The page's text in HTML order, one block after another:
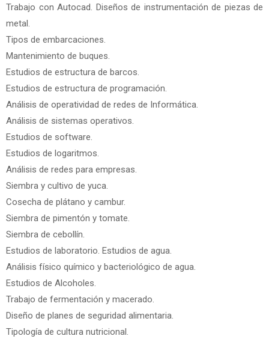
Trabajo con Autocad. Diseños de instrumentación de piezas de
metal.
Tipos de embarcaciones.
Mantenimiento de buques.
Estudios de estructura de barcos.
Estudios de estructura de programación.
Análisis de operatividad de redes de Informática.
Análisis de sistemas operativos.
Estudios de software.
Estudios de logaritmos.
Análisis de redes para empresas.
Siembra y cultivo de yuca.
Cosecha de plátano y cambur.
Siembra de pimentón y tomate.
Siembra de cebollín.
Estudios de laboratorio. Estudios de agua.
Análisis físico químico y bacteriológico de agua.
Estudios de Alcoholes.
Trabajo de fermentación y macerado.
Diseño de planes de seguridad alimentaria.
Tipología de cultura nutricional.